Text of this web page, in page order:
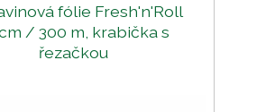
fólie Fresh'n'Roll
/ 300 m, krabička s
řezačkou